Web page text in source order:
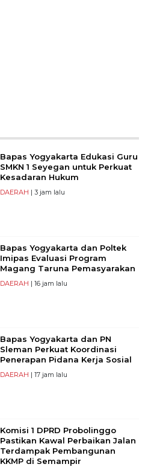
Bapas Yogyakarta Edukasi Guru
SMKN 1 Seyegan untuk Perkuat
Kesadaran Hukum
DAERAH | 3 jam lalu
Bapas Yogyakarta dan Poltek
Imipas Evaluasi Program
Magang Taruna Pemasyarakan
DAERAH | 16 jam lalu
Bapas Yogyakarta dan PN
Sleman Perkuat Koordinasi
Penerapan Pidana Kerja Sosial
DAERAH | 17 jam lalu
Komisi 1 DPRD Probolinggo
Pastikan Kawal Perbaikan Jalan
Terdampak Pembangunan
KKMP di Semampir